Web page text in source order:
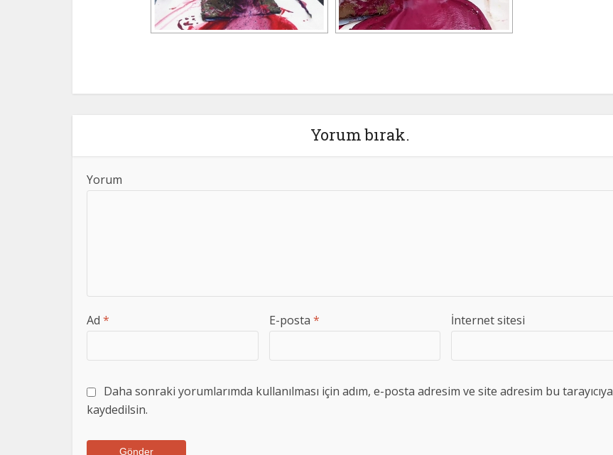
Yorum bırak.
Yorum
Ad * E-posta * İnternet sitesi
Daha sonraki yorumlarımda kullanılması için adım, e-posta adresim ve site adresim bu tarayıcıya
kaydedilsin.